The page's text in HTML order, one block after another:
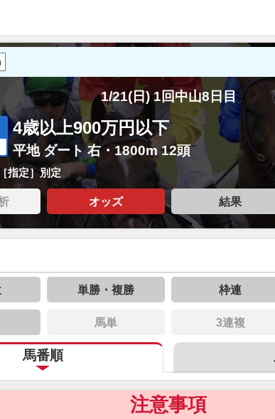
1/21(日) 1回中山8日目
4歳以上900万円以下
平地 ダート 右・1800m 12頭
指定］別定
オッズ 結果
単勝・複勝 枠連
馬単 3連複
馬番順
注意事項